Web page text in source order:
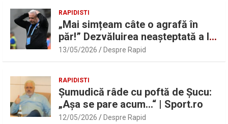
RAPIDISTI
„Mai simțeam câte o agrafă în
păr!” Dezvăluirea neașteptată a lui
Marius Șumudică despre Daniel
Pancu
13/05/2026 Despre Rapid
RAPIDISTI
Șumudică râde cu poftă de Șucu:
„Așa se pare acum…“ | Sport.ro
12/05/2026 Despre Rapid